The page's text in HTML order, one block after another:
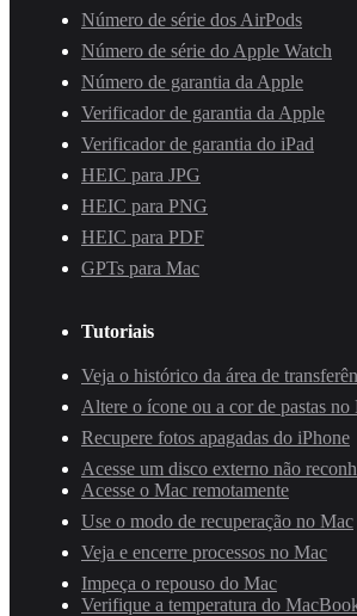
Número de série dos AirPods
Número de série do Apple Watch
Número de garantia da Apple
Verificador de garantia da Apple
Verificador de garantia do iPad
HEIC para JPG
HEIC para PNG
HEIC para PDF
GPTs para Mac
Tutoriais
Veja o histórico da área de
Altere o ícone ou a cor de pastas no
Recupere fotos apagadas do iPhone
Acesse um disco externo não
Acesse o Mac remotamente
Use o modo de recuperação no Mac
Veja e encerre processos no Mac
Impeça o repouso do Mac
Verifique a temperatura do